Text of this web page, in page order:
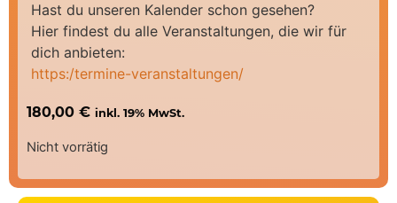
Hast du unseren Kalender schon gesehen?
Hier findest du alle Veranstaltungen, die wir für
dich anbieten:
https:/termine-veranstaltungen/
180,00 € inkl. 19% MwSt.
Nicht vorrätig